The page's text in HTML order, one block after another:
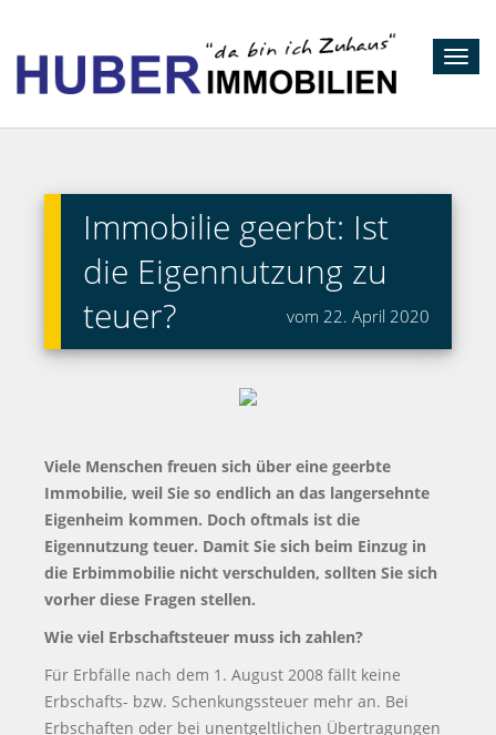
Immobilie geerbt: Ist
die Eigennutzung zu
teuer?
vom 22. April 2020
Viele Menschen freuen sich über eine geerbte
Immobilie, weil Sie so endlich an das langersehnte
Eigenheim kommen. Doch oftmals ist die
Eigennutzung teuer. Damit Sie sich beim Einzug in
die Erbimmobilie nicht verschulden, sollten Sie sich
vorher diese Fragen stellen.
Wie viel Erbschaftsteuer muss ich zahlen?
Für Erbfälle nach dem 1. August 2008 fällt keine
Erbschafts- bzw. Schenkungssteuer mehr an. Bei
Erbschaften oder bei unentgeltlichen Übertragungen